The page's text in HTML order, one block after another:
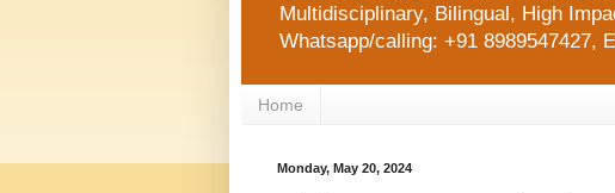
Multidisciplinary, Bilingual, High
Whatsapp/calling: +91 8989547427,
Home
Monday, May 20, 2024